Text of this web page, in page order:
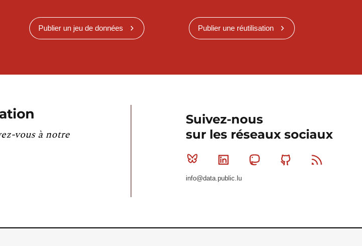
Publier un jeu de données Publier une réutilisation
vous à notre
Suivez-nous
sur les réseaux sociaux
Bluesky Linkedin MastodonGithub
info@data.public.lu